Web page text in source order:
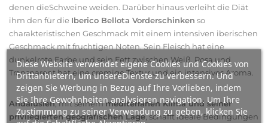
Diese Website verwendet eigene Cookies und Cookies von
Drittanbietern, um unsereDienste zu verbessern. Und
zeigen Sie Werbung in Bezug auf Ihre Vorlieben, indem
Sie Ihre Gewohnheiten analysieren navigation. Um Ihre
Zustimmung zu seiner Verwendung zu geben, klicken Sie
denen dieSchweine weiden. Darüber hinaus verleiht die Diät
ihm den für die Iberico Bellota Vorderschinken so
charakteristischen Geschmack mit einem intensiven iberischen
Geschmack mit fruchtigen Noten. Sein Fleisch hat eine
dunkelrote Farbe und sein Fett zwischen Weiß, Rosa und
Transparent hat eine cremige Textur und ein intensives Aroma.
Andalusien, mit seinemmediterranen Klima und seiner
privilegierten geografischen Lage, schafft ideale Bedingungen